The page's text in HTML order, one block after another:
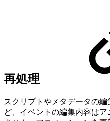
再処理
スクリプトやメタデータの編
ど、イベントの編集内容は